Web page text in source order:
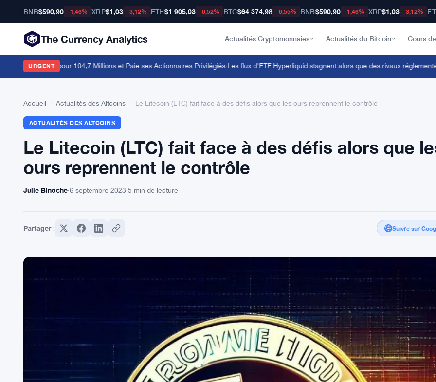
BNB$590,90 -1,46% XRP$1,03 -3,12% ETH$1 905,03 -0,52% BTC$64 374,98 -0,55% BNB$590,90 -1,46% XRP$1,03 -3,12%
The Currency Analytics Actualités Cryptomonnaies Actualités du Bitcoin Cours
URGENT
638 Bitcoins pour 104,7 Millions et Paie ses Actionnaires Privilégiés·Les flux d'ETF Hyperliquid stagnent alors que des rivaux réglementés
Accueil Actualités des Altcoins Le Litecoin (LTC) fait face à des défis alors que les ours reprennent le contrôle
ACTUALITÉS DES ALTCOINS
Le Litecoin (LTC) fait face à des défis alors que
ours reprennent le contrôle
Julie Binoche·6 septembre 2023·5 min de lecture
Partager : Suivre sur